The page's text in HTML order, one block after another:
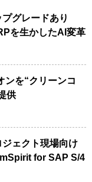
グレードあり
を生かしたAI変革
ンを“クリーンコ
供
ェクト現場向け
for SAP S/4